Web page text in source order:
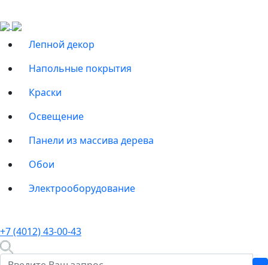
Лепной декор
Напольные покрытия
Краски
Освещение
Панели из массива дерева
Обои
Электрооборудование
+7 (4012) 43-00-43